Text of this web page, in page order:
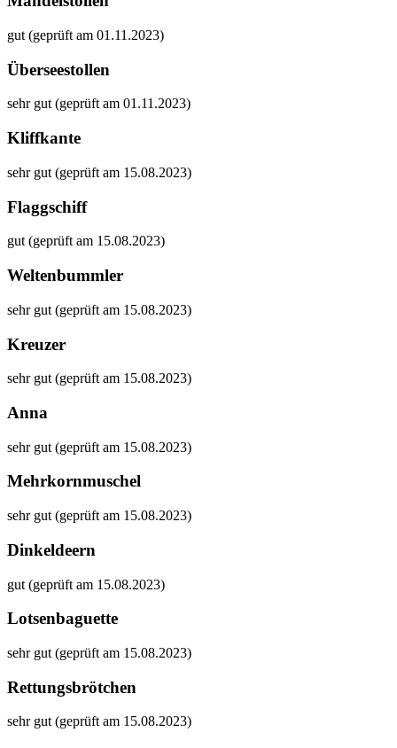
gut (geprüft am 01.11.2023)
Überseestollen
sehr gut (geprüft am 01.11.2023)
Kliffkante
sehr gut (geprüft am 15.08.2023)
Flaggschiff
gut (geprüft am 15.08.2023)
Weltenbummler
sehr gut (geprüft am 15.08.2023)
Kreuzer
sehr gut (geprüft am 15.08.2023)
Anna
sehr gut (geprüft am 15.08.2023)
Mehrkornmuschel
sehr gut (geprüft am 15.08.2023)
Dinkeldeern
gut (geprüft am 15.08.2023)
Lotsenbaguette
sehr gut (geprüft am 15.08.2023)
Rettungsbrötchen
sehr gut (geprüft am 15.08.2023)